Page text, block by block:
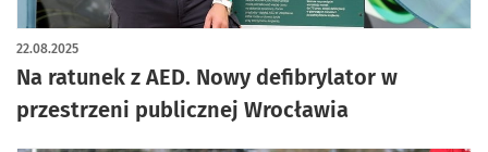
Na ratunek z AED. Nowy defibrylator w
przestrzeni publicznej Wrocławia
22.08.2025
artykuł z galerią zdjęć